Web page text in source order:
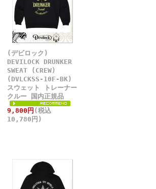
(デビロック)
DEVILOCK DRUNKER
SWEAT (CREW)
(DVLCKSS-10F-BK)
スウェット トレーナー
クルー 国内正規品
9,800円 (税込
10,780円)